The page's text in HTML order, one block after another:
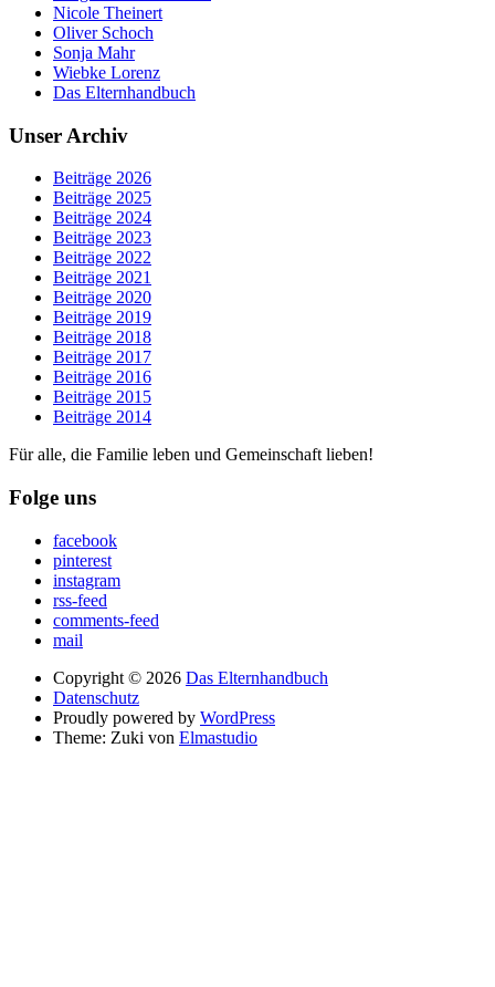
Nicole Theinert
Oliver Schoch
Sonja Mahr
Wiebke Lorenz
Das Elternhandbuch
Unser Archiv
Beiträge 2026
Beiträge 2025
Beiträge 2024
Beiträge 2023
Beiträge 2022
Beiträge 2021
Beiträge 2020
Beiträge 2019
Beiträge 2018
Beiträge 2017
Beiträge 2016
Beiträge 2015
Beiträge 2014
Für alle, die Familie leben und Gemeinschaft lieben!
Folge uns
facebook
pinterest
instagram
rss-feed
comments-feed
mail
Copyright © 2026 Das Elternhandbuch
Datenschutz
Proudly powered by WordPress
Theme: Zuki von Elmastudio